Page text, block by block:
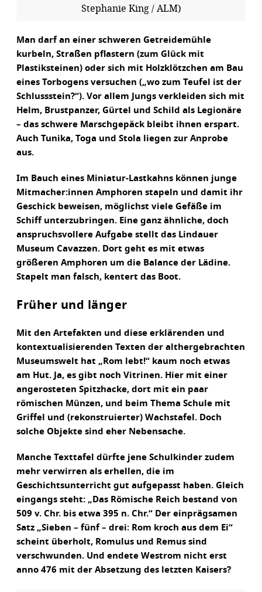
Stephanie King / ALM)
Man darf an einer schweren Getreidemühle
kurbeln, Straßen pflastern (zum Glück mit
Plastiksteinen) oder sich mit Holzklötzchen am Bau
eines Torbogens versuchen („wo zum Teufel ist der
Schlussstein?“). Vor allem Jungs verkleiden sich mit
Helm, Brustpanzer, Gürtel und Schild als Legionäre
– das schwere Marschgepäck bleibt ihnen erspart.
Auch Tunika, Toga und Stola liegen zur Anprobe
aus.
Im Bauch eines Miniatur-Lastkahns können junge
Mitmacher:innen Amphoren stapeln und damit ihr
Geschick beweisen, möglichst viele Gefäße im
Schiff unterzubringen. Eine ganz ähnliche, doch
anspruchsvollere Aufgabe stellt das Lindauer
Museum Cavazzen. Dort geht es mit etwas
größeren Amphoren um die Balance der Lädine.
Stapelt man falsch, kentert das Boot.
Früher und länger
Mit den Artefakten und diese erklärenden und
kontextualisierenden Texten der althergebrachten
Museumswelt hat „Rom lebt!“ kaum noch etwas
am Hut. Ja, es gibt noch Vitrinen. Hier mit einer
angerosteten Spitzhacke, dort mit ein paar
römischen Münzen, und beim Thema Schule mit
Griffel und (rekonstruierter) Wachstafel. Doch
solche Objekte sind eher Nebensache.
Manche Texttafel dürfte jene Schulkinder zudem
mehr verwirren als erhellen, die im
Geschichtsunterricht gut aufgepasst haben. Gleich
eingangs steht: „Das Römische Reich bestand von
509 v. Chr. bis etwa 395 n. Chr.“ Der einprägsamen
Satz „Sieben – fünf – drei: Rom kroch aus dem Ei“
scheint überholt, Romulus und Remus sind
verschwunden. Und endete Westrom nicht erst
anno 476 mit der Absetzung des letzten Kaisers?